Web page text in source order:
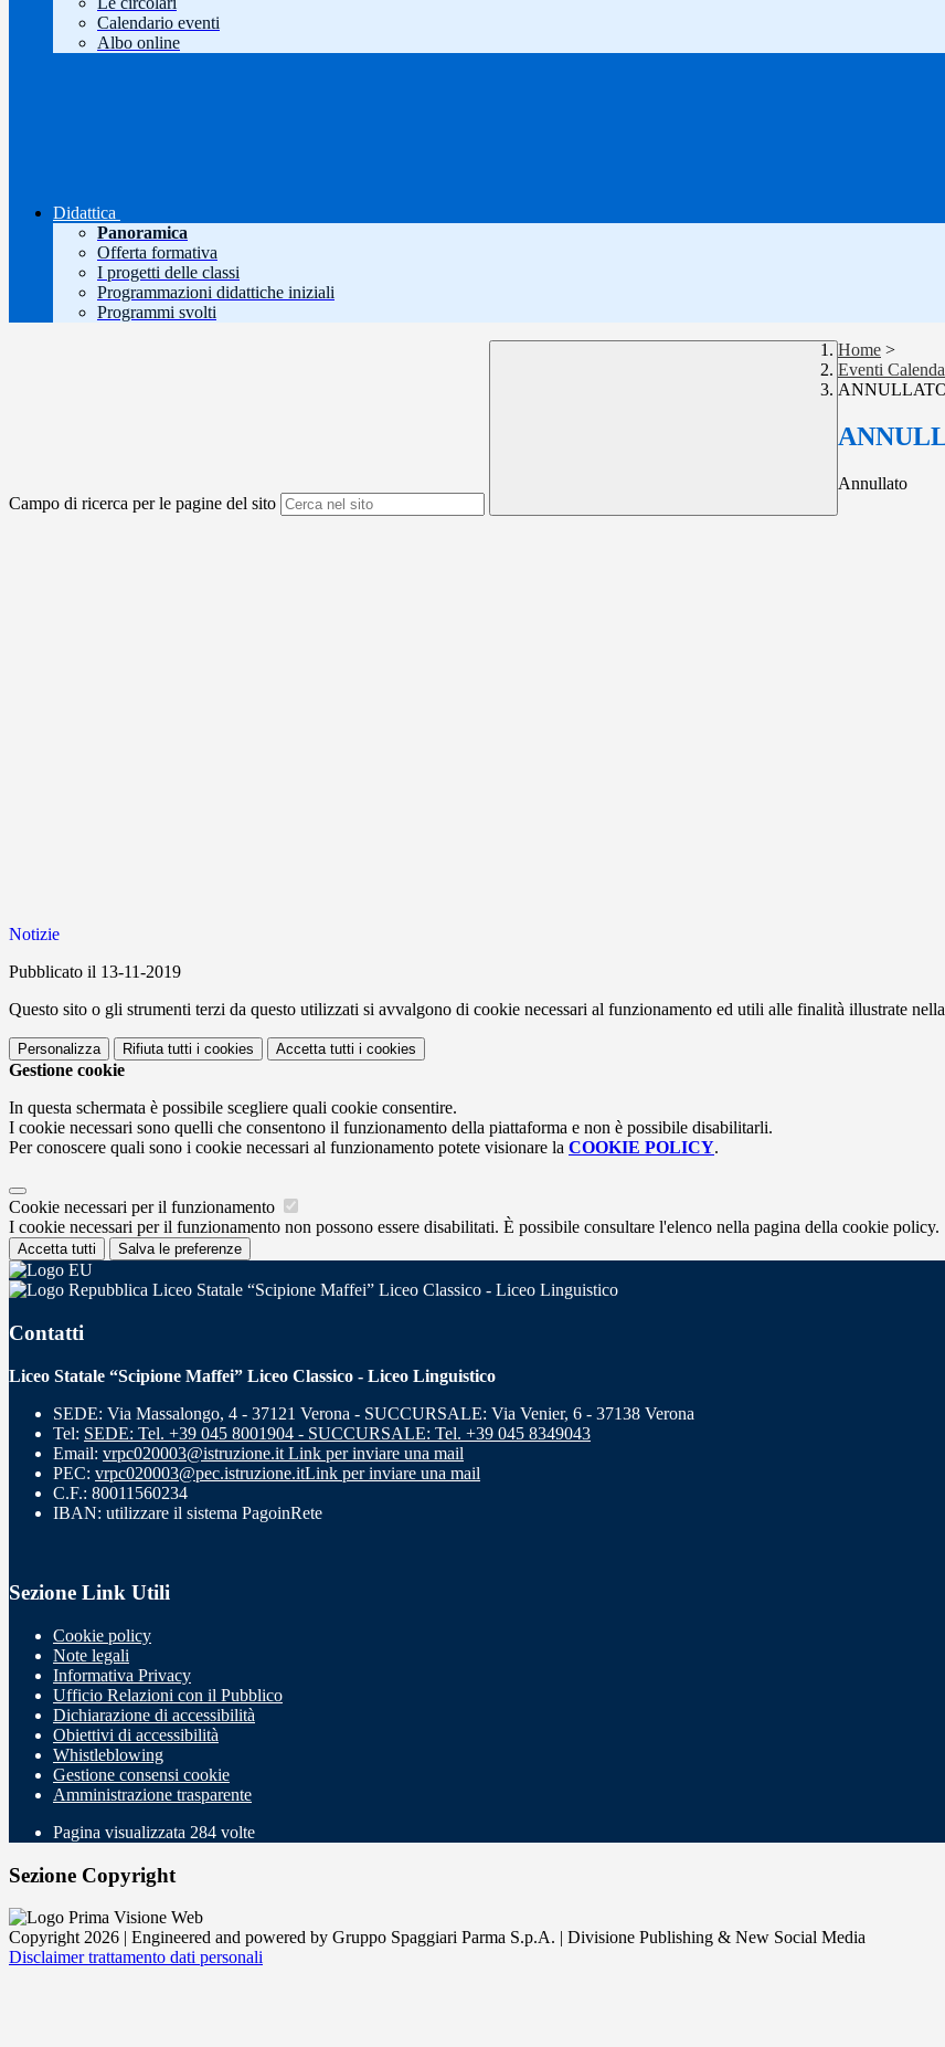
Calendario eventi
Albo online
Didattica
Panoramica
Offerta formativa
I progetti delle classi
Programmazioni didattiche iniziali
Programmi svolti
Campo di ricerca per le pagine del sito
Home >
Eventi
ANNULLATO
Annullato
Notizie
Pubblicato il 13-11-2019
Questo sito o gli strumenti terzi da questo utilizzati si avvalgono di cookie necessari al funzionamento ed utili alle finalità illustrate nella
Personalizza Rifiuta tutti i cookies Accetta tutti i cookies
Gestione cookie
In questa schermata è possibile scegliere quali cookie consentire.
I cookie necessari sono quelli che consentono il funzionamento della piattaforma e non è possibile disabilitarli.
Per conoscere quali sono i cookie necessari al funzionamento potete visionare la COOKIE POLICY.
Cookie necessari per il funzionamento
I cookie necessari per il funzionamento non possono essere disabilitati. È possibile consultare l'elenco nella pagina della cookie policy.
Accetta tutti Salva le preferenze
Liceo Statale “Scipione Maffei” Liceo Classico - Liceo Linguistico
Contatti
Liceo Statale “Scipione Maffei” Liceo Classico - Liceo Linguistico
SEDE: Via Massalongo, 4 - 37121 Verona - SUCCURSALE: Via Venier, 6 - 37138 Verona
Tel: SEDE: Tel. +39 045 8001904 - SUCCURSALE: Tel. +39 045 8349043
Email: vrpc020003@istruzione.it Link per inviare una mail
PEC: vrpc020003@pec.istruzione.itLink per inviare una mail
C.F.: 80011560234
IBAN: utilizzare il sistema PagoinRete
Sezione Link Utili
Cookie policy
Note legali
Informativa Privacy
Ufficio Relazioni con il Pubblico
Dichiarazione di accessibilità
Obiettivi di accessibilità
Whistleblowing
Gestione consensi cookie
Amministrazione trasparente
Pagina visualizzata 284 volte
Sezione Copyright
Copyright 2026 | Engineered and powered by Gruppo Spaggiari Parma S.p.A. | Divisione Publishing & New Social Media
Disclaimer trattamento dati personali